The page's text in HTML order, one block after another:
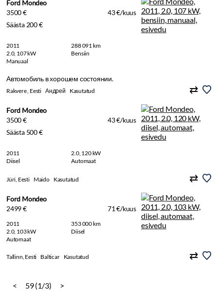
Ford Mondeo
3500 €
43 €/kuus
Säästa 200 €
2011
288 091 km
2.0, 107 kW
Bensiin
Manuaal
Автомобиль в хорошем состоянии.
Rakvere , Eesti Андрей Kasutatud
Ford Mondeo
3500 €
43 €/kuus
Säästa 500 €
2011
2.0, 120 kW
Diisel
Automaat
Jüri, Eesti Maido Kasutatud
Ford Mondeo
2499 €
71 €/kuus
2011
353 000 km
2.0, 103 kW
Diisel
Automaat
Tallinn, Eesti Balticar Kasutatud
< 59 (1/3) >